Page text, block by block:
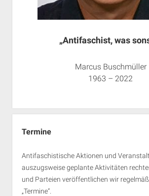
„Antifaschist, was
Marcus Buschmüller
1963 – 2022
Termine
Antifaschistische Aktionen und
auszugsweise geplante Aktivitäten
und Parteien veröffentlichen wir
„Termine“.